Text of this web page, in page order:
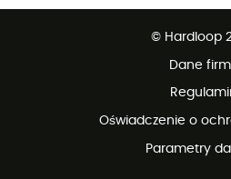
© Hardloop
Dane
Oświadczenie o
Parametry